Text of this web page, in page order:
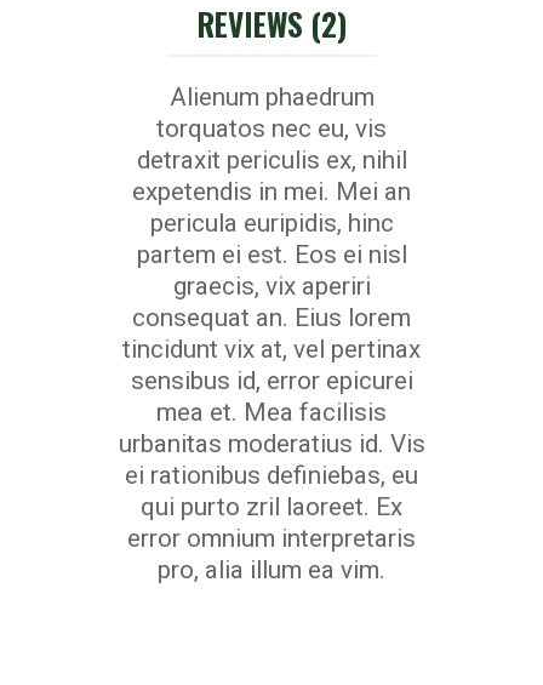
REVIEWS (2)
Alienum phaedrum
torquatos nec eu, vis
detraxit periculis ex, nihil
expetendis in mei. Mei an
pericula euripidis, hinc
partem ei est. Eos ei nisl
graecis, vix aperiri
consequat an. Eius lorem
tincidunt vix at, vel pertinax
sensibus id, error epicurei
mea et. Mea facilisis
urbanitas moderatius id. Vis
ei rationibus definiebas, eu
qui purto zril laoreet. Ex
error omnium interpretaris
pro, alia illum ea vim.